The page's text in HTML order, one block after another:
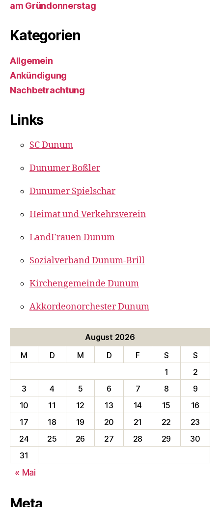
am Gründonnerstag
Kategorien
Allgemein
Ankündigung
Nachbetrachtung
Links
SC Dunum
Dunumer Boßler
Dunumer Spielschar
Heimat und Verkehrsverein
LandFrauen Dunum
Sozialverband Dunum-Brill
Kirchengemeinde Dunum
Akkordeonorchester Dunum
August 2026
M
D M D F S
S
1
2
3
4 5 6 7 8
9
10
11 12 13 14 15
16
17
18 19 20 21 22
23
24
25 26 27 28 29
30
31
« Mai
Meta